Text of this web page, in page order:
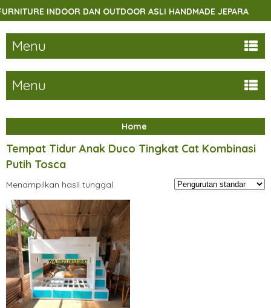
INDOOR DAN OUTDOOR ASLI HANDMADE JEPARA
Menu
Menu
Home
Tempat Tidur Anak Duco Tingkat Cat Kombinasi
Putih Tosca
Menampilkan hasil tunggal